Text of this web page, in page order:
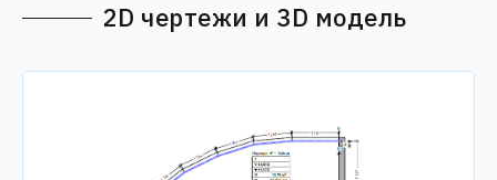
2D чертежи и 3D модель